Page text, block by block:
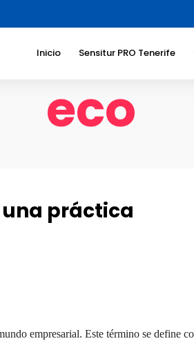
Inicio Sensitur PRO Tenerife
eco
práctica
empresarial. Este término se define